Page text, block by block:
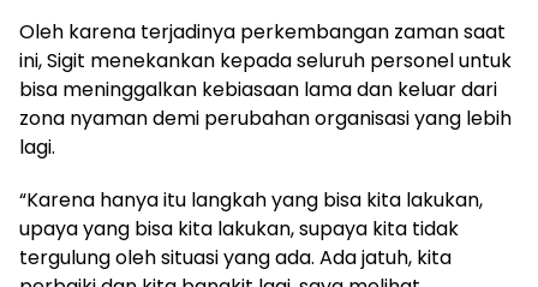
Oleh karena terjadinya perkembangan zaman saat
ini, Sigit menekankan kepada seluruh personel untuk
bisa meninggalkan kebiasaan lama dan keluar dari
zona nyaman demi perubahan organisasi yang lebih
lagi.
“Karena hanya itu langkah yang bisa kita lakukan,
upaya yang bisa kita lakukan, supaya kita tidak
tergulung oleh situasi yang ada. Ada jatuh, kita